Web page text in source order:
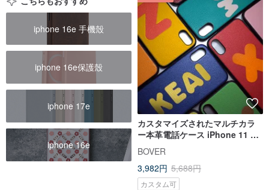
iphone 16e 手機殼
iphone 16e保護殼
iphone 17e
iphone 16e
カスタマイズされたマルチカラ
ー本革電話ケース iPhone 11 Xs
Max Xr 8Plus Huawei
Samsung カップル
BOVER
3,982円 5,688円
カスタム可